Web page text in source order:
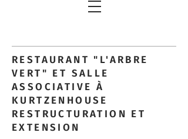
RESTAURANT "L'ARBRE
VERT" ET SALLE
ASSOCIATIVE À
KURTZENHOUSE
RESTRUCTURATION ET
EXTENSION